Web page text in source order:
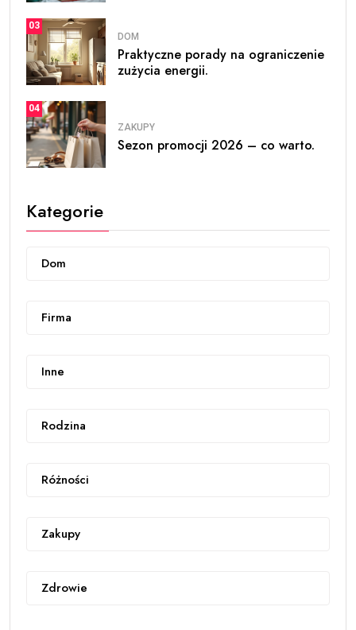
03
DOM
Praktyczne porady na ograniczenie
zużycia energii.
04
ZAKUPY
Sezon promocji 2026 – co warto.
Kategorie
Dom
Firma
Inne
Rodzina
Różności
Zakupy
Zdrowie